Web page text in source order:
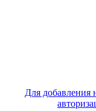
Для добавления